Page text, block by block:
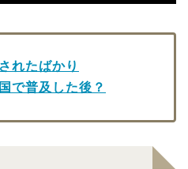
れたばかり
で普及した後？